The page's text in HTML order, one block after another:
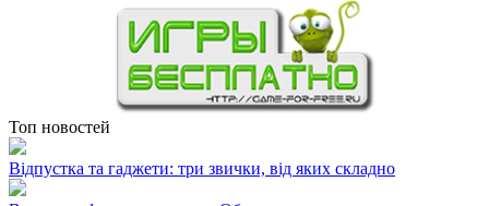
Топ новостей
Відпустка та гаджети: три звички, від яких складно